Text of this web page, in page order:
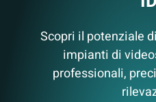
Scopri il potenziale
impianti di
professionali,